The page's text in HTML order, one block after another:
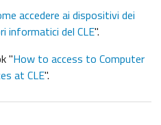
accedere ai dispositivi dei
informatici del CLE".
"How to access to Computer
at CLE".